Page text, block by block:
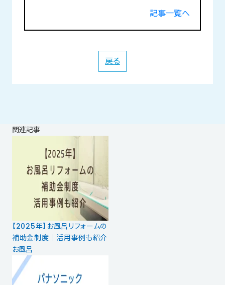
記事一覧へ
戻る
関連記事
【2025年】お風呂リフォームの
補助金制度｜活用事例も紹介
お風呂